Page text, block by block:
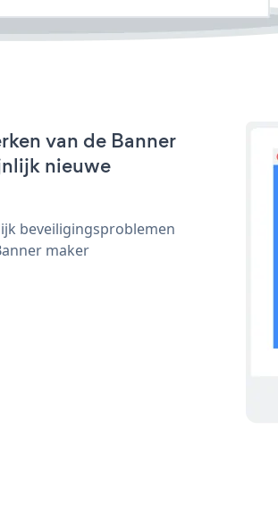
van de Banner
nieuwe
beveiligingsproblemen
maker